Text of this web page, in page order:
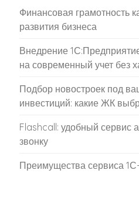
Финансовая грамотность
развития бизнеса
Внедрение
на современный учет без
Подбор новостроек под
инвестиций: какие ЖК
Flashcall: удобный сервис
звонку
Преимущества сервиса